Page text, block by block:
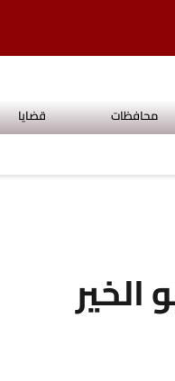
محافظات قضايا
الخير